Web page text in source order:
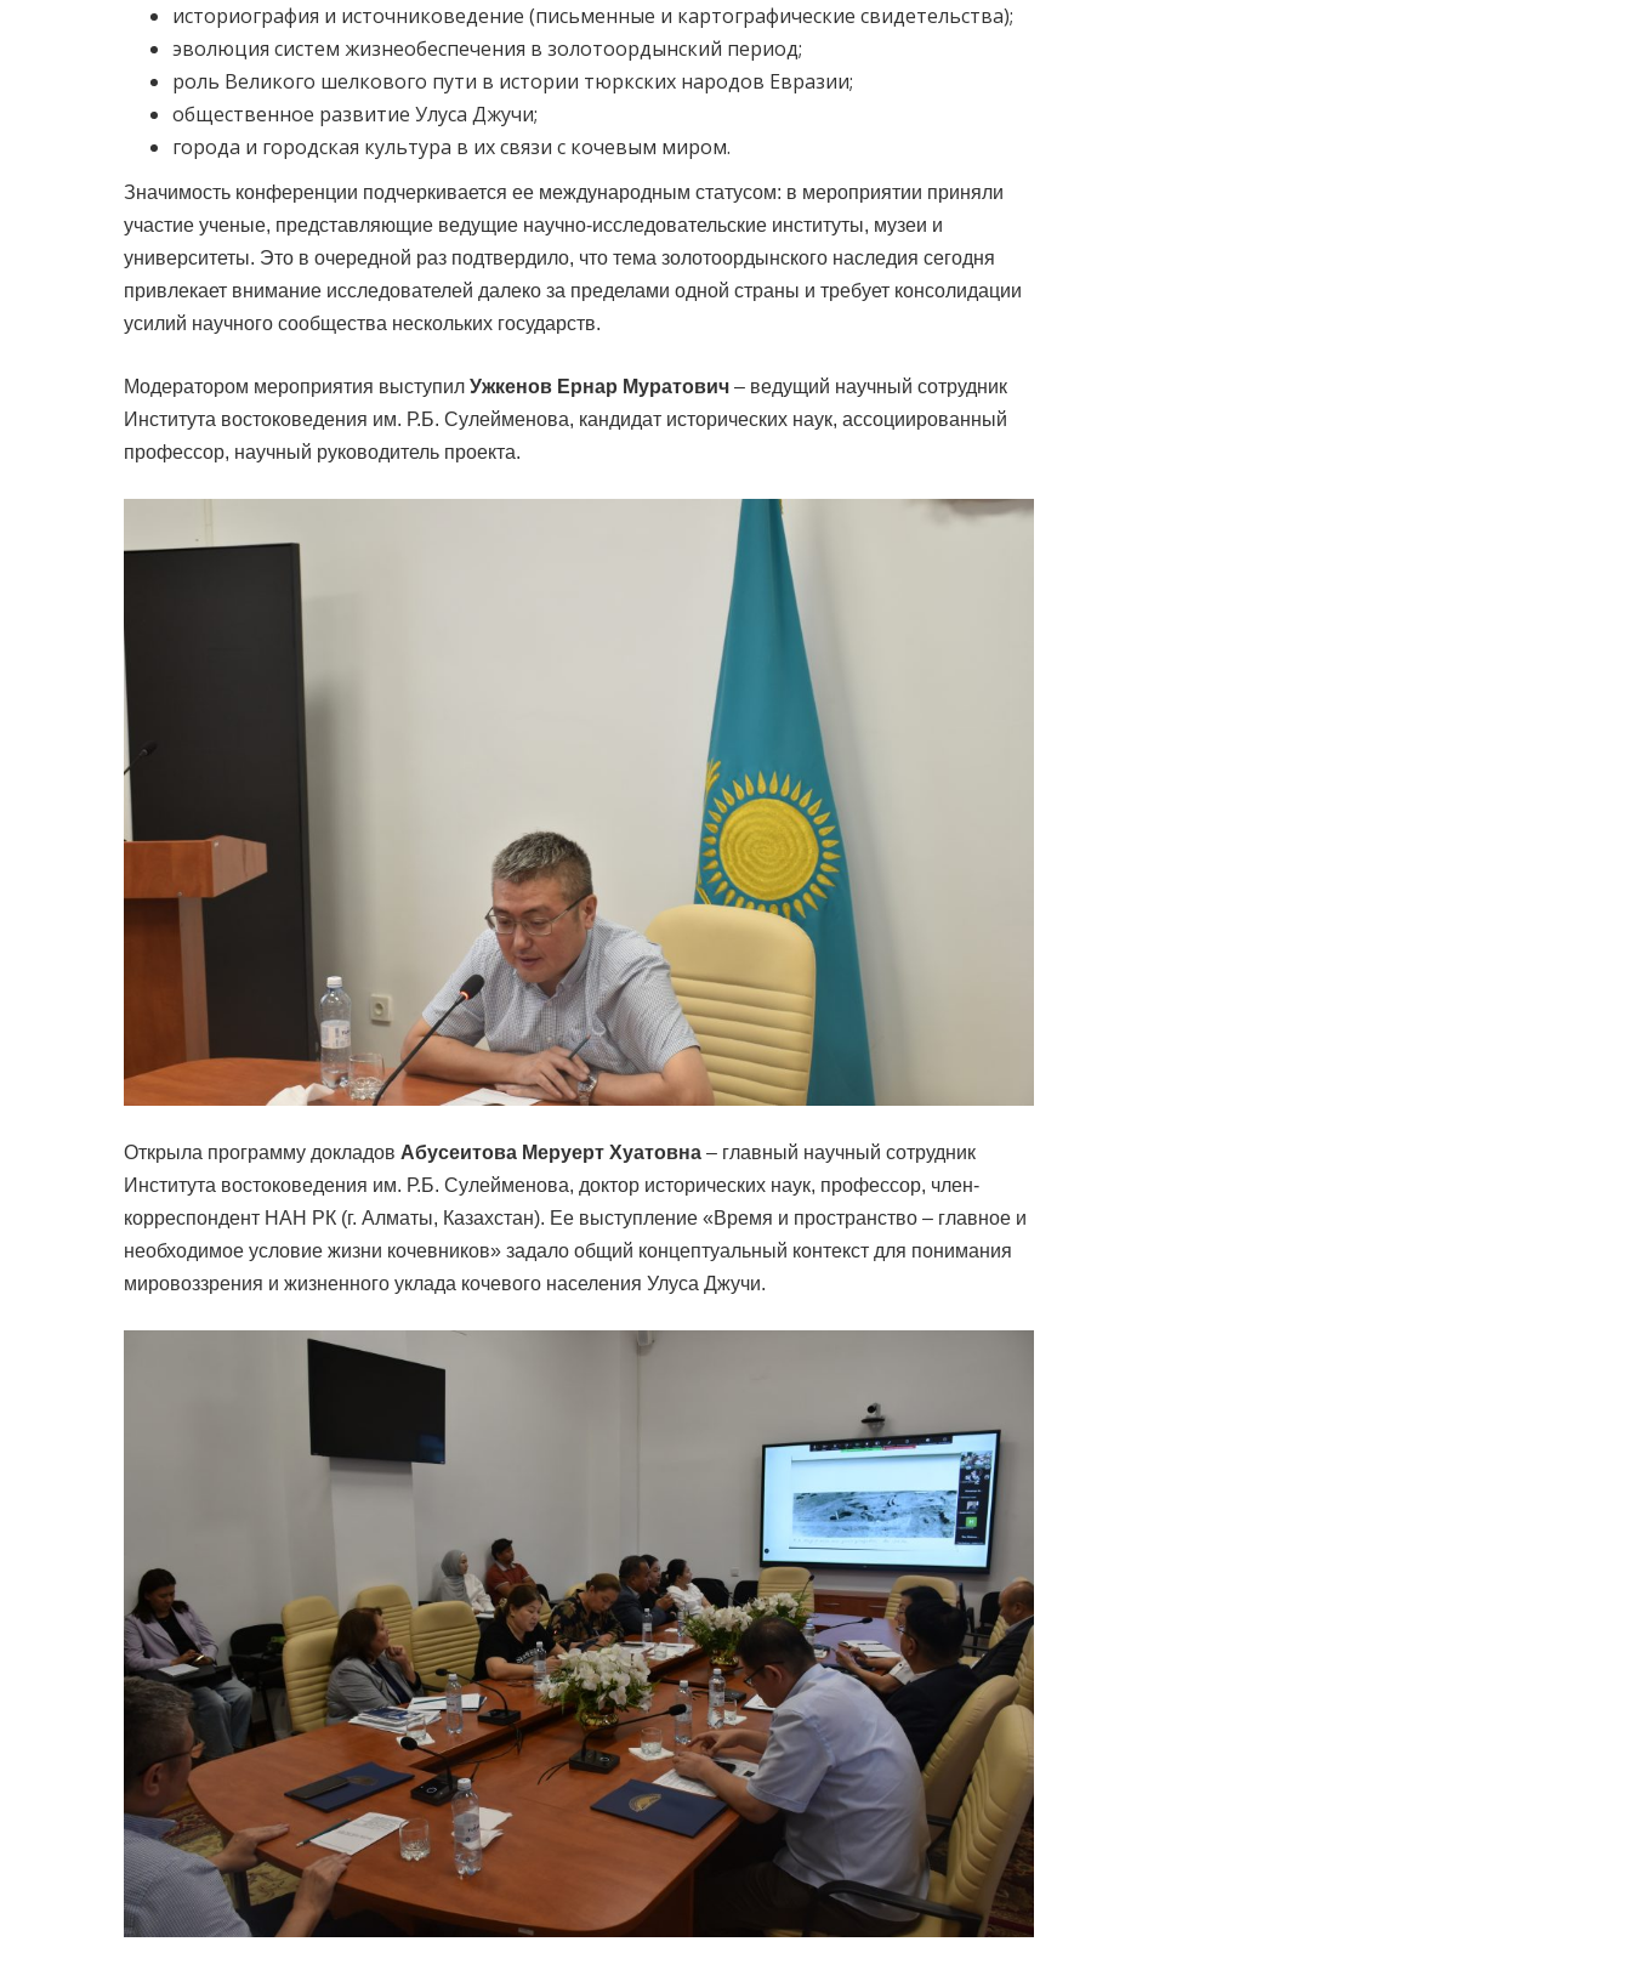
историография и источниковедение (письменные и картографические свидетельства);
эволюция систем жизнеобеспечения в золотоордынский период;
роль Великого шелкового пути в истории тюркских народов Евразии;
общественное развитие Улуса Джучи;
города и городская культура в их связи с кочевым миром.
Значимость конференции подчеркивается ее международным статусом: в мероприятии приняли
участие ученые, представляющие ведущие научно-исследовательские институты, музеи и
университеты. Это в очередной раз подтвердило, что тема золотоордынского наследия сегодня
привлекает внимание исследователей далеко за пределами одной страны и требует консолидации
усилий научного сообщества нескольких государств.
Модератором мероприятия выступил Ужкенов Ернар Муратович – ведущий научный сотрудник
Института востоковедения им. Р.Б. Сулейменова, кандидат исторических наук, ассоциированный
профессор, научный руководитель проекта.
Открыла программу докладов Абусеитова Меруерт Хуатовна – главный научный сотрудник
Института востоковедения им. Р.Б. Сулейменова, доктор исторических наук, профессор, член-
корреспондент НАН РК (г. Алматы, Казахстан). Ее выступление «Время и пространство – главное и
необходимое условие жизни кочевников» задало общий концептуальный контекст для понимания
мировоззрения и жизненного уклада кочевого населения Улуса Джучи.